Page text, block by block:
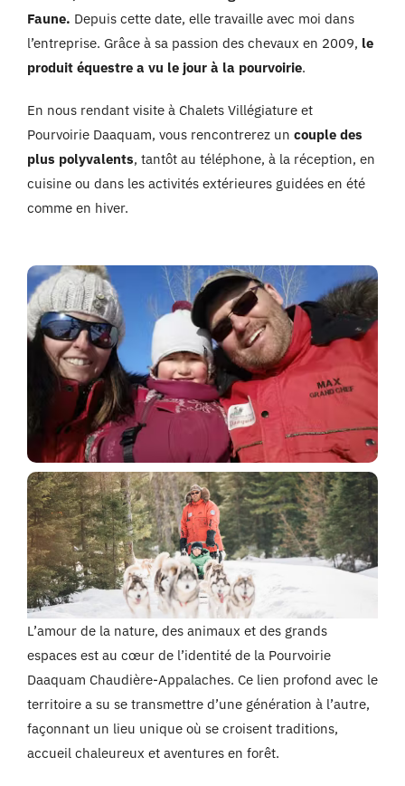
Faune. Depuis cette date, elle travaille avec moi dans
l’entreprise. Grâce à sa passion des chevaux en 2009, le
produit équestre a vu le jour à la pourvoirie.
En nous rendant visite à Chalets Villégiature et
Pourvoirie Daaquam, vous rencontrerez un couple des
plus polyvalents, tantôt au téléphone, à la réception, en
cuisine ou dans les activités extérieures guidées en été
comme en hiver.
L’amour de la nature, des animaux et des grands
espaces est au cœur de l’identité de la Pourvoirie
Daaquam Chaudière-Appalaches. Ce lien profond avec le
territoire a su se transmettre d’une génération à l’autre,
façonnant un lieu unique où se croisent traditions,
accueil chaleureux et aventures en forêt.